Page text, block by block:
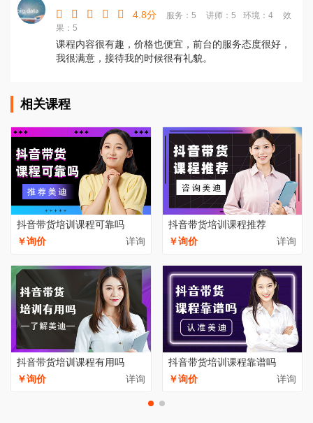
4.8分
服务：5 讲师：5 环境：4
效
果：5
课程内容很有趣，价格也便宜，前台的服务态度很好，
我很满意，接待我的时候很有礼貌。
相关课程
抖音带货培训课程可靠吗
￥询价
详询
抖音带货培训课程推荐
￥询价
详询
抖音带货培训课程有用吗
￥询价
详询
抖音带货培训课程靠谱吗
￥询价
详询